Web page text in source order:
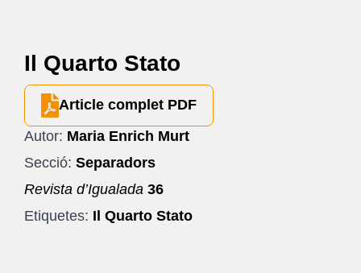
Il Quarto Stato
Article complet PDF
Autor: Maria Enrich Murt
Secció: Separadors
Revista d’Igualada 36
Etiquetes: Il Quarto Stato